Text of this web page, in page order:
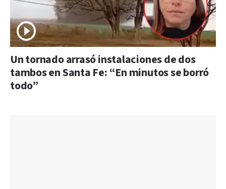
Un tornado arrasó instalaciones de dos
tambos en Santa Fe: “En minutos se borró
todo”